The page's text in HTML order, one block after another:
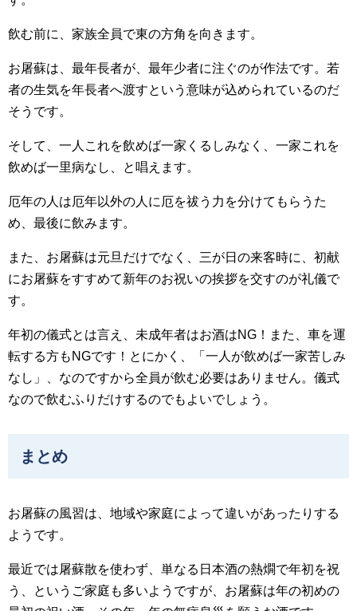
飲む前に、家族全員で東の方角を向きます。
お屠蘇は、最年長者が、最年少者に注ぐのが作法です。若
者の生気を年長者へ渡すという意味が込められているのだ
そうです。
そして、一人これを飲めば一家くるしみなく、一家これを
飲めば一里病なし、と唱えます。
厄年の人は厄年以外の人に厄を祓う力を分けてもらうた
め、最後に飲みます。
また、お屠蘇は元旦だけでなく、三が日の来客時に、初献
にお屠蘇をすすめて新年のお祝いの挨拶を交すのが礼儀で
す。
年初の儀式とは言え、未成年者はお酒はNG！また、車を運
転する方もNGです！とにかく、「一人が飲めば一家苦しみ
なし」、なのですから全員が飲む必要はありません。儀式
なので飲むふりだけするのでもよいでしょう。
まとめ
お屠蘇の風習は、地域や家庭によって違いがあったりする
ようです。
最近では屠蘇散を使わず、単なる日本酒の熱燗で年初を祝
う、というご家庭も多いようですが、お屠蘇は年の初めの